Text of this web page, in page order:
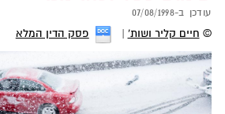
עודכן ב-07/08/1998
© חיים קליר ושות' פסק הדין המלא